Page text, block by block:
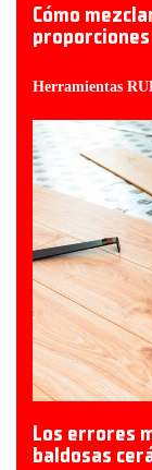
Cómo
proporciones
Herramientas
Los errores
baldosas